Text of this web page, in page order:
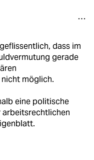
dass im
gerade
möglich.
eine politische
arbeitsrechtlichen